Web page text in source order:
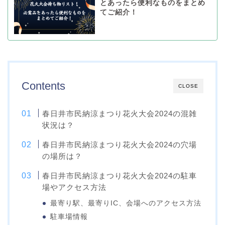
とあったら便利なものをまとめ
てご紹介！
CLOSE
Contents
春日井市民納涼まつり花火大会2024の混雑
状況は？
春日井市民納涼まつり花火大会2024の穴場
の場所は？
春日井市民納涼まつり花火大会2024の駐車
場やアクセス方法
最寄り駅、最寄りIC、会場へのアクセス方法
駐車場情報